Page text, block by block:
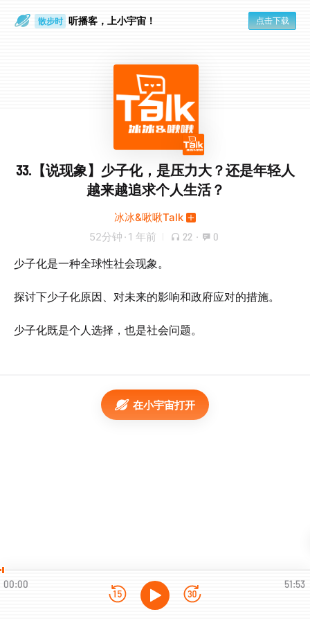
散步时 听播客，上小宇宙！ 点击下载
33.【说现象】少子化，是压力大？还是年轻人
越来越追求个人生活？
冰冰&啾啾Talk
52分钟 · 1 年前 22 · 0
少子化是一种全球性社会现象。
探讨下少子化原因、对未来的影响和政府应对的措施。
少子化既是个人选择，也是社会问题。
在小宇宙打开
00:00 51:53